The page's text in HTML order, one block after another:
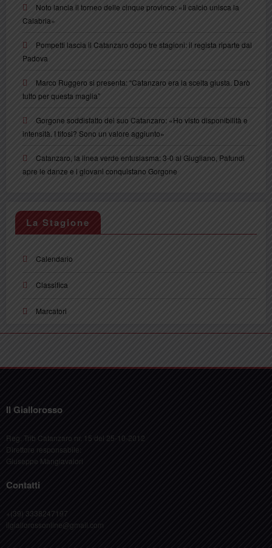
Noto lancia il torneo delle cinque province: «Il calcio unisca la
Calabria»
Pompetti lascia il Catanzaro dopo tre stagioni: il regista riparte dal
Padova
Marco Ruggero si presenta: “Catanzaro era la scelta giusta. Darò
tutto per questa maglia”
Gorgone soddisfatto del suo Catanzaro: «Ho visto disponibilità e
intensità. I tifosi? Sono un valore aggiunto»
Catanzaro, la linea verde entusiasma: 3-0 al Giugliano, Pafundi
apre le danze e i giovani conquistano Gorgone
La Stagione
Calendario
Classifica
Marcatori
Il Giallorosso
Reg. Trib Catanzaro nr. 15 del 25-10-2012
Direttore responsabile:
Giuseppe Mangiavalori
Contatti
+(39) 3338247197
ilgiallorossonline@gmail.com